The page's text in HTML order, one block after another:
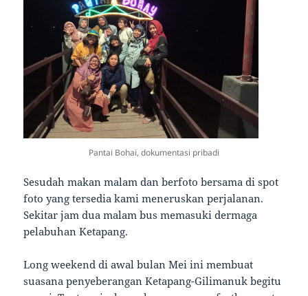
Pantai Bohai, dokumentasi pribadi
Sesudah makan malam dan berfoto bersama di spot
foto yang tersedia kami meneruskan perjalanan.
Sekitar jam dua malam bus memasuki dermaga
pelabuhan Ketapang.
Long weekend di awal bulan Mei ini membuat
suasana penyeberangan Ketapang-Gilimanuk begitu